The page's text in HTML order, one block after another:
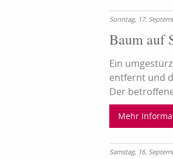
Sonntag, 17.
Baum auf
Ein
entfernt und
Der
Mehr
Samstag, 16.